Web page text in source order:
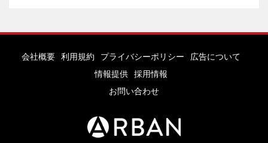
会社概要 利用規約 プライバシーポリシー
広告について
情報提供
採用情報
お問い合わせ